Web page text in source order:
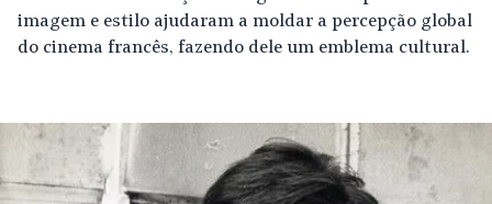
imagem e estilo ajudaram a moldar a percepção global
do cinema francês, fazendo dele um emblema cultural.